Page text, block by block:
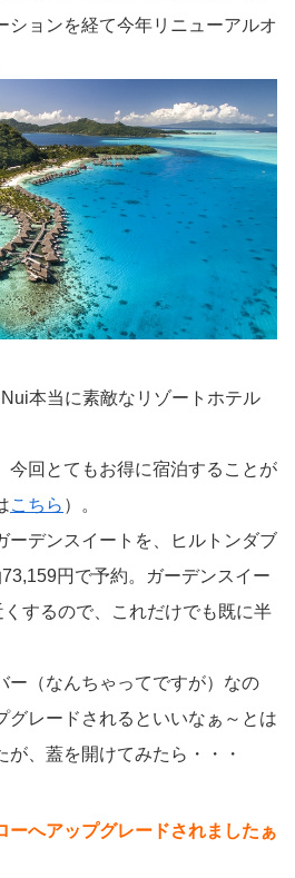
ションを経て今年リニューアルオ
本当に素敵なリゾートホテル
今回とてもお得に宿泊することが
こちら ）。
ーデンスイートを、ヒルトンダブ
円で予約。ガーデンスイー
くするので、これだけでも既に半
ー（なんちゃってですが）なの
グレードされるといいなぁ～とは
が、蓋を開けてみたら・・・
ーへアップグレードされましたぁ